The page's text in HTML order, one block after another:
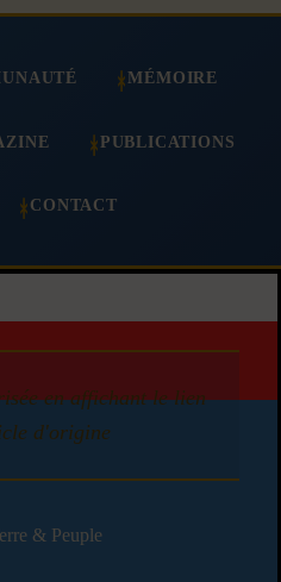
MÉMOIRE
PUBLICATIONS
CONTACT
en affichant le lien
d'origine
& Peuple